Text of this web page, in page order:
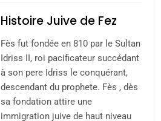
Histoire Juive de Fez
Fès fut fondée en 810 par le Sultan
Idriss II, roi pacificateur succédant
à son pere Idriss le conquérant,
descendant du prophete. Fès , dès
sa fondation attire une
immigration juive de haut niveau